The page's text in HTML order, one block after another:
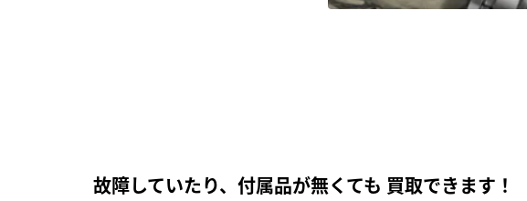
故障していたり、付属品が無くても 買取できます！